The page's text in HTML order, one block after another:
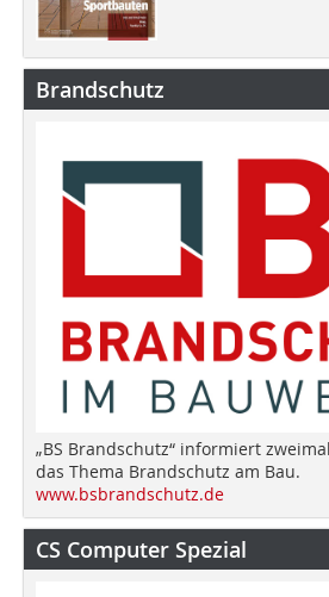
Brandschutz
„BS Brandschutz“ informiert
das Thema Brandschutz am Bau.
www.bsbrandschutz.de
CS Computer Spezial